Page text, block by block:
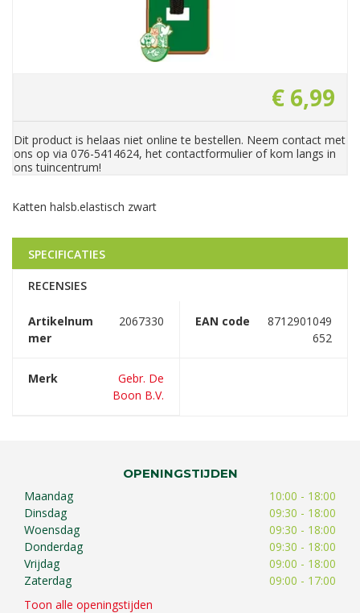
€ 6,99
Dit product is helaas niet online te bestellen. Neem contact met
ons op via 076-5414624, het contactformulier of kom langs in
ons tuincentrum!
Katten halsb.elastisch zwart
SPECIFICATIES
RECENSIES
Artikelnum
mer
2067330 EAN code
8712901049
652
Merk
Gebr. De
Boon B.V.
OPENINGSTIJDEN
Maandag
10:00 - 18:00
Dinsdag
09:30 - 18:00
Woensdag
09:30 - 18:00
Donderdag
09:30 - 18:00
Vrijdag
09:00 - 18:00
Zaterdag
09:00 - 17:00
Toon alle openingstijden